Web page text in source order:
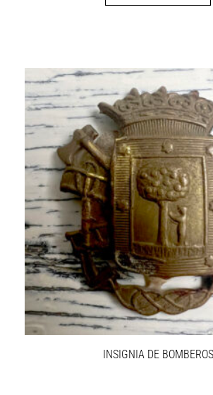
INSIGNIA DE BOMBEROS